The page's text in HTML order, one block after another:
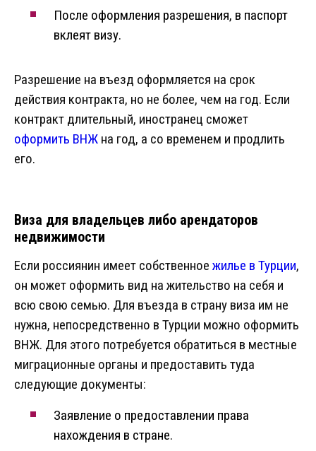
После оформления разрешения, в паспорт
вклеят визу.
Разрешение на въезд оформляется на срок
действия контракта, но не более, чем на год. Если
контракт длительный, иностранец сможет
оформить ВНЖ на год, а со временем и продлить
его.
Виза для владельцев либо арендаторов
недвижимости
Если россиянин имеет собственное жилье в Турции,
он может оформить вид на жительство на себя и
всю свою семью. Для въезда в страну виза им не
нужна, непосредственно в Турции можно оформить
ВНЖ. Для этого потребуется обратиться в местные
миграционные органы и предоставить туда
следующие документы:
Заявление о предоставлении права
нахождения в стране.